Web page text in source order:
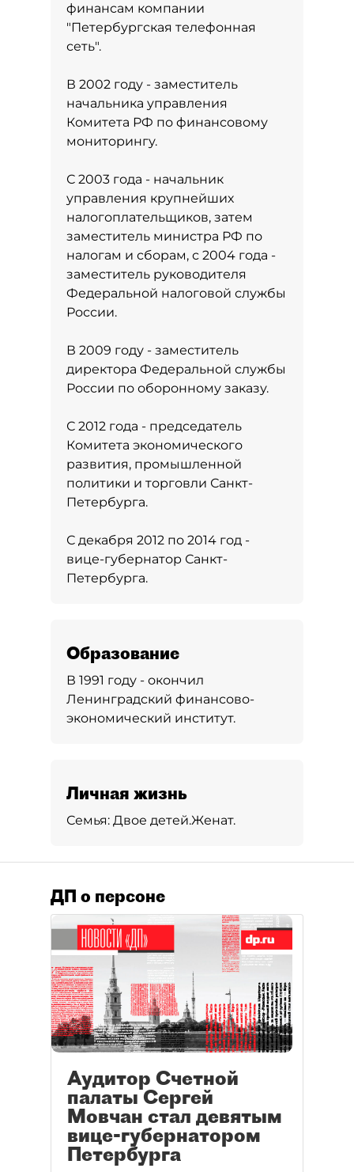
финансам компании
"Петербургская телефонная
сеть".
В 2002 году - заместитель
начальника управления
Комитета РФ по финансовому
мониторингу.
С 2003 года - начальник
управления крупнейших
налогоплательщиков, затем
заместитель министра РФ по
налогам и сборам, с 2004 года -
заместитель руководителя
Федеральной налоговой службы
России.
В 2009 году - заместитель
директора Федеральной службы
России по оборонному заказу.
С 2012 года - председатель
Комитета экономического
развития, промышленной
политики и торговли Санкт-
Петербурга.
С декабря 2012 по 2014 год -
вице-губернатор Санкт-
Петербурга.
Образование
В 1991 году - окончил
Ленинградский финансово-
экономический институт.
Личная жизнь
Семья: Двое детей.Женат.
ДП о персоне
Аудитор Счетной
палаты Сергей
Мовчан стал девятым
вице-губернатором
Петербурга